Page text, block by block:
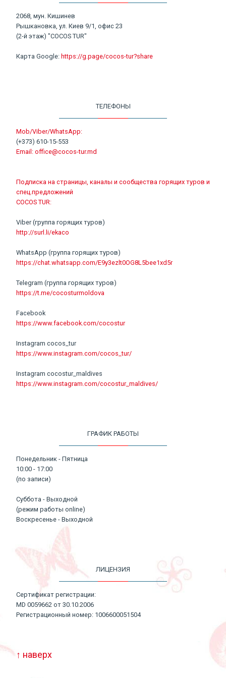
2068, мун. Кишинев
Рышкановка, ул. Киев 9/1, офис 23
(2-й этаж) "COCOS TUR"
Карта Google: https://g.page/cocos-tur?share
ТЕЛЕФОНЫ
Mob/Viber/WhatsApp:
(+373) 610-15-553
Email: office@cocos-tur.md
Подписка на страницы, каналы и сообщества горящих туров и
спец.предложений
COCOS TUR:
Viber (группа горящих туров)
http://surl.li/ekaco
WhatsApp (группа горящих туров)
https://chat.whatsapp.com/E9y3ezlt0OG8L5bee1xd5r
Telegram (группа горящих туров)
https://t.me/cocosturmoldova
Facebook
https://www.facebook.com/cocostur
Instagram cocos_tur
https://www.instagram.com/cocos_tur/
Instagram cocostur_maldives
https://www.instagram.com/cocostur_maldives/
ГРАФИК РАБОТЫ
Понедельник - Пятница
10:00 - 17:00
(по записи)
Суббота - Выходной
(режим работы online)
Воскресенье - Выходной
ЛИЦЕНЗИЯ
Сертификат регистрации:
MD 0059662 от 30.10.2006
Регистрационный номер: 1006600051504
↑ наверх